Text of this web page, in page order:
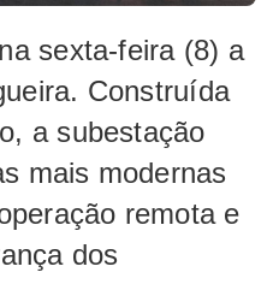
sexta-feira (8) a
Construída
a subestação
mais modernas
remota e
dos